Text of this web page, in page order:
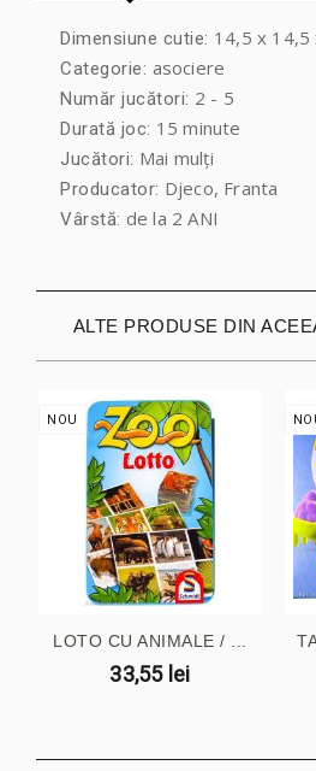
Dimensiune cutie: 14,5 x 14,5
Categorie: asociere
Număr jucători: 2 - 5
Durată joc: 15 minute
Jucători: Mai mulți
Producator: Djeco, Franta
Vârstă: de la 2 ANI
ALTE PRODUSE DIN
NOU
LOTO CU ANIMALE / ...
33,55 lei